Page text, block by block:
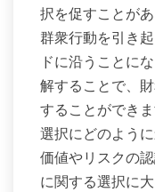
択を促すことが
群衆行動を引き
ドに沿うことに
解することで、
することができ
選択にどのよう
価値やリスクの
に関する選択に